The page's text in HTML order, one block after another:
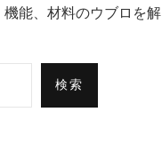
能、材料のウブロを解